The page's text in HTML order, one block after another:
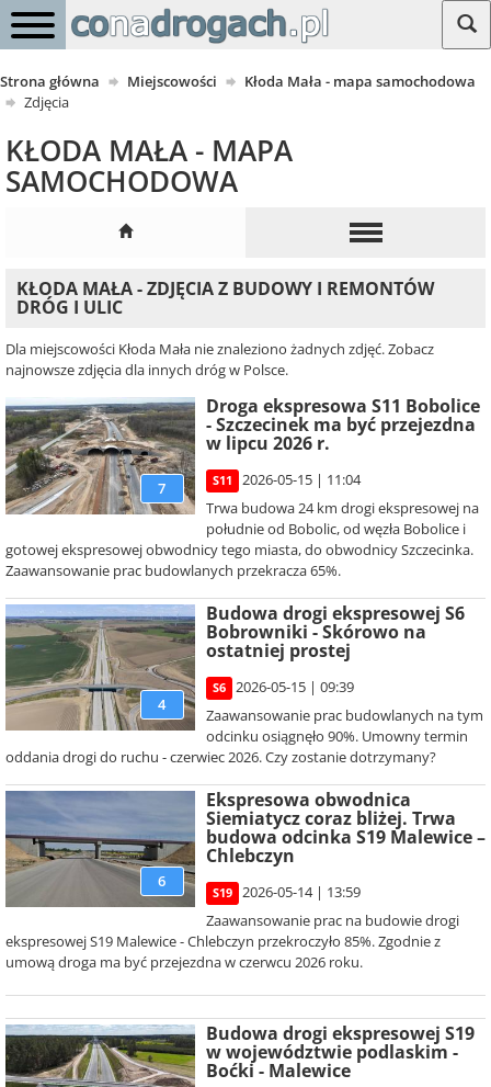
Strona główna Miejscowości
Kłoda Mała - mapa samochodowa
Zdjęcia
KŁODA MAŁA - MAPA
SAMOCHODOWA
KŁODA MAŁA - ZDJĘCIA Z BUDOWY I REMONTÓW
DRÓG I ULIC
Dla miejscowości Kłoda Mała nie znaleziono żadnych zdjęć. Zobacz
najnowsze zdjęcia dla innych dróg w Polsce.
7
Droga ekspresowa S11 Bobolice
- Szczecinek ma być przejezdna
w lipcu 2026 r.
S11
2026-05-15 | 11:04
Trwa budowa 24 km drogi ekspresowej na
południe od Bobolic, od węzła Bobolice i
gotowej ekspresowej obwodnicy tego miasta, do obwodnicy Szczecinka.
Zaawansowanie prac budowlanych przekracza 65%.
4
Budowa drogi ekspresowej S6
Bobrowniki - Skórowo na
ostatniej prostej
S6
2026-05-15 | 09:39
Zaawansowanie prac budowlanych na tym
odcinku osiągnęło 90%. Umowny termin
oddania drogi do ruchu - czerwiec 2026. Czy zostanie dotrzymany?
6
Ekspresowa obwodnica
Siemiatycz coraz bliżej. Trwa
budowa odcinka S19 Malewice –
Chlebczyn
S19
2026-05-14 | 13:59
Zaawansowanie prac na budowie drogi
ekspresowej S19 Malewice - Chlebczyn przekroczyło 85%. Zgodnie z
umową droga ma być przejezdna w czerwcu 2026 roku.
Budowa drogi ekspresowej S19
w województwie podlaskim -
Boćki - Malewice